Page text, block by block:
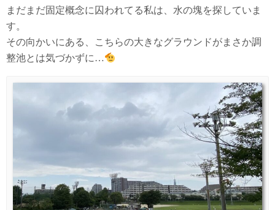
まだまだ固定概念に囚われてる私は、水の塊を探していま
す。
その向かいにある、こちらの大きなグラウンドがまさか調
整池とは気づかずに…